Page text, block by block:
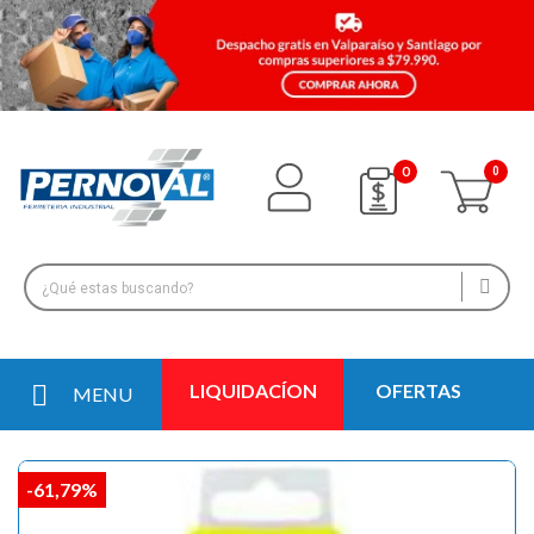
0
MENU LIQUIDACÍON OFERTAS
-61,79%